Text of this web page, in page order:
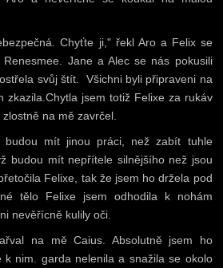
Chyťte ji," řekl Aro a Felix se
Jane a Alec se nás pokusili
svůj štít. Všichni byli připraveni na
zkazila.Chytla jsem totiž Felixe za rukáv
na mě zavrčel.
budou mít jinou práci, než zabít tuhle
budou mít nepřítele silnějšího než jsou
Felixe, tak že jsem ho držela pod
tělo Felixe jsem odhodila k nohám
nevěřícně kulily oči.
na mě Caius. Absolutně jsem ho
k nim. garda nelenila a snažila se okolo